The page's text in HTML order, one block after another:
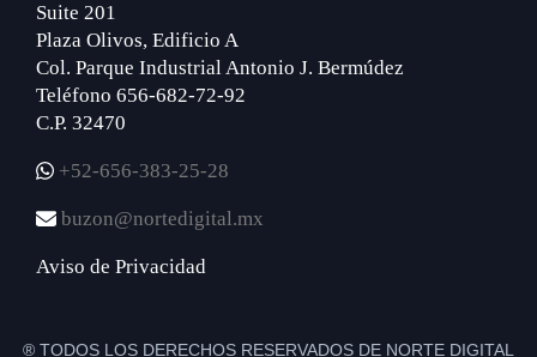
Suite 201
Plaza Olivos, Edificio A
Col. Parque Industrial Antonio J. Bermúdez
Teléfono 656-682-72-92
C.P. 32470
+52-656-383-25-28
buzon@nortedigital.mx
Aviso de Privacidad
® TODOS LOS DERECHOS RESERVADOS DE NORTE DIGITAL